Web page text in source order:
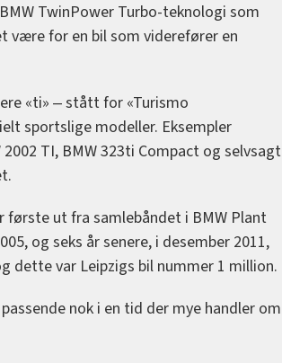
TwinPower Turbo-teknologi som
være for en bil som viderefører en
«ti» ‒ stått for «Turismo
sportslige modeller. Eksempler
TI, BMW 323ti Compact og selvsagt
første ut fra samlebåndet i BMW Plant
og seks år senere, i desember 2011,
dette var Leipzigs bil nummer 1 million.
nok i en tid der mye handler om